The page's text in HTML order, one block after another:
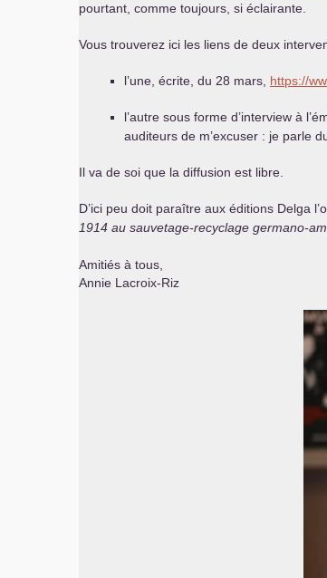
pourtant, comme toujours, si éclairante.
Vous trouverez ici les liens de deux
l’une, écrite, du 28 mars, https://
l’autre sous forme d’interview à
auditeurs de m’excuser : je parle
Il va de soi que la diffusion est libre.
D’ici peu doit paraître aux éditions Delga
1914 au sauvetage-recyclage germano-
Amitiés à tous,
Annie Lacroix-Riz